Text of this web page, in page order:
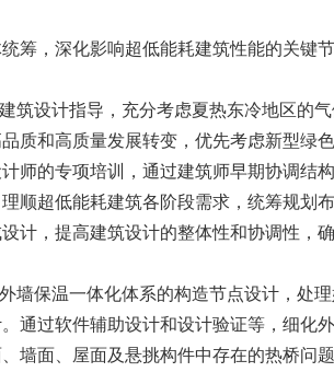
筹，深化影响超低能耗建筑性能的关键
设计指导，充分考虑夏热东冷地区的
质和高质量发展转变，优先考虑新型绿
师的专项培训，通过建筑师早期协调结
顺超低能耗建筑各阶段需求，统筹规划
计，提高建筑设计的整体性和协调性，
保温一体化体系的构造节点设计，处
通过软件辅助设计和设计验证等，细化
墙面、屋面及悬挑构件中存在的热桥问